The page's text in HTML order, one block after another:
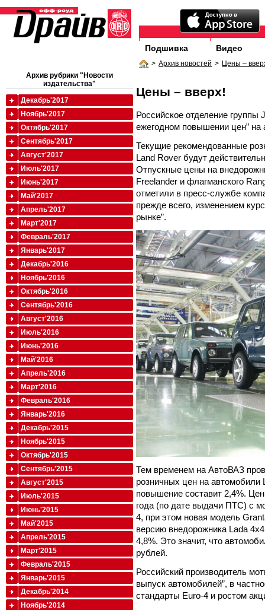
Подшивка Видео
> Архив новостей > Цены –
Цены – вверх!
Российское отделение группы
ежегодном повышении цен” на
Текущие рекомендованные
Land Rover будут
Отпускные цены на
Freelander и флагманского
отметили в пресс-службе
прежде всего, изменением
рынке”.
Тем временем на АвтоВАЗ
розничных цен на
повышение составит 2,4%.
года (по дате выдачи ПТС) с
4, при этом новая модель
версию внедорожника Lada
4,8%. Это значит, что
рублей.
Российский производитель
выпуск автомобилей”, в
стандарты Euro-4 и ростом
Архив рубрики "Новости
издательства"
Декабрь'2017
Ноябрь'2017
Октябрь'2017
Сентябрь'2017
Август'2017
Июль'2017
Июнь'2017
Май'2017
Апрель'2017
Март'2017
Февраль'2017
Январь'2017
Декабрь'2016
Ноябрь'2016
Октябрь'2016
Сентябрь'2016
Август'2016
Июль'2016
Июнь'2016
Май'2016
Апрель'2016
Март'2016
Февраль'2016
Январь'2016
Декабрь'2015
Ноябрь'2015
Октябрь'2015
Сентябрь'2015
Август'2015
Июль'2015
Июнь'2015
Май'2015
Апрель'2015
Март'2015
Февраль'2015
Январь'2015
Декабрь'2014
Ноябрь'2014